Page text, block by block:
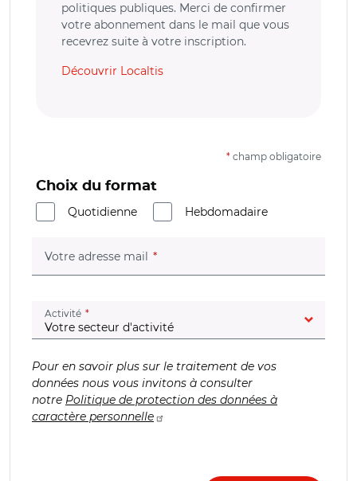
politiques publiques. Merci de confirmer
votre abonnement dans le mail que vous
recevrez suite à votre inscription.
Découvrir Localtis
* champ obligatoire
Choix du format
Quotidienne
Hebdomadaire
Votre adresse mail (champ obligatoire)
Activité (champ obligatoire)
Pour en savoir plus sur le traitement de vos
données nous vous invitons à consulter
notre Politique de protection des données à
caractère personnelle